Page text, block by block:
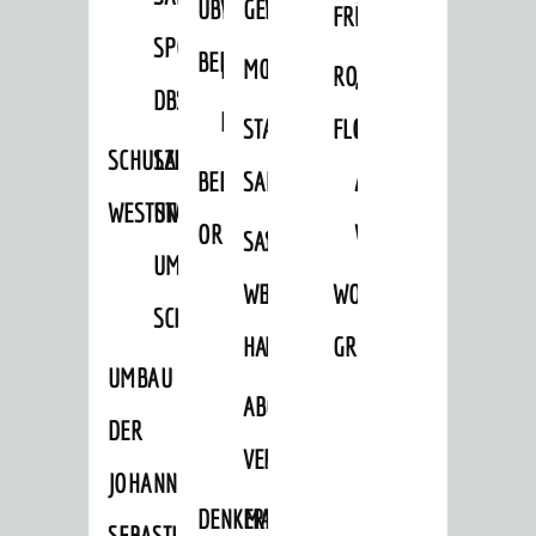
SPORTHALLE
DBS
SCHULZENTRUM
WESTSTADT
SANIERUNG-
UND
UMBAUMASSNAHME S
CHLOSS
UMBAU
DER
JOHANN-
ÜBER
BEBAUUNGSPLÄNE
VERFAHREN
BEBAUUNGSPLÄNE
KERNSTADT
BEBAUUNGSPLÄNE
ORTSTEILE
EINZELHANDELSKONZEPT
MOBILFUNKKONZEPT
LÄRMAKTIONSPLAN
STADTERNEUERUNG/-
SANIERUNG
SANIERUNG
WESTLICH
HAUPTBAHNHOF
SANIERUNGSGEBIET
HILDEBRANDSCHE
MÜHLE
ABGESCHLOSSENE
VERFAHREN
DENKMALSCHUTZ
ERHALTUNGSSATZUNGEN
FRÜHLING
HERBST
RODENSTEINER
FLOHMARKT
„WOINEM
LIVE“
AM
WINDECKPLATZ
WOCHENMARKT
GROOVE